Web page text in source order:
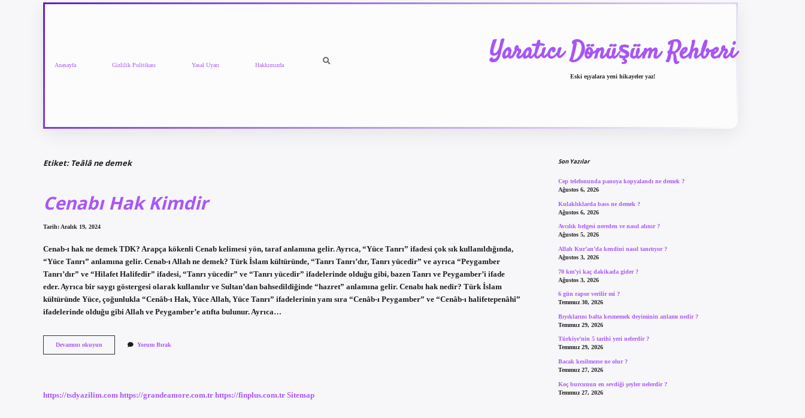
Anasayfa Gizlilik Politikası Yasal Uyarı Hakkımızda Yaratıcı Dönüşüm Rehberi
Eski eşyalara yeni hikayeler yaz!
Etiket: Teâlâ ne demek
Cenabı Hak Kimdir
Tarih: Aralık 19, 2024
Cenab-ı hak ne demek TDK? Arapça kökenli Cenab kelimesi yön, taraf anlamına gelir. Ayrıca, “Yüce Tanrı” ifadesi çok sık kullanıldığında,
“Yüce Tanrı” anlamına gelir. Cenab-ı Allah ne demek? Türk İslam kültüründe, “Tanrı Tanrı’dır, Tanrı yücedir” ve ayrıca “Peygamber
Tanrı’dır” ve “Hilafet Halifedir” ifadesi, “Tanrı yücedir” ve “Tanrı yücedir” ifadelerinde olduğu gibi, bazen Tanrı ve Peygamber’i ifade
eder. Ayrıca bir saygı göstergesi olarak kullanılır ve Sultan’dan bahsedildiğinde “hazret” anlamına gelir. Cenabı hak nedir? Türk İslam
kültüründe Yüce, çoğunlukla “Cenâb-ı Hak, Yüce Allah, Yüce Tanrı” ifadelerinin yanı sıra “Cenâb-ı Peygamber” ve “Cenâb-ı halifetepenâhî”
ifadelerinde olduğu gibi Allah ve Peygamber’e atıfta bulunur. Ayrıca…
Devamını okuyun
Hak
Yorum Bırak
https://tsdyazilim.com https://grandeamore.com.tr https://finplus.com.tr Sitemap
Son Yazılar
Cep telefonunda panoya kopyalandı ne demek ?
Ağustos 6, 2026
Kulaklıklarda bass ne demek ?
Ağustos 6, 2026
Avcılık belgesi nereden ve nasıl alınır ?
Ağustos 5, 2026
Allah Kur’an’da kendini nasıl tanıtıyor ?
Ağustos 3, 2026
70 km’yi kaç dakikada gider ?
Ağustos 3, 2026
6 gün rapor verilir mi ?
Temmuz 30, 2026
Bıyıklarını balta kesmemek deyiminin anlamı nedir ?
Temmuz 29, 2026
Türkiye’nin 5 tarihi yeri nelerdir ?
Temmuz 29, 2026
Bacak kesilmezse ne olur ?
Temmuz 27, 2026
Koç burcunun en sevdiği şeyler nelerdir ?
Temmuz 27, 2026